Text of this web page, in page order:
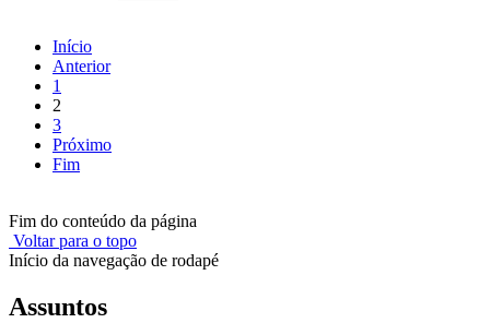
Início
Anterior
1
2
3
Próximo
Fim
Fim do conteúdo da página
Voltar para o topo
Início da navegação de rodapé
Assuntos